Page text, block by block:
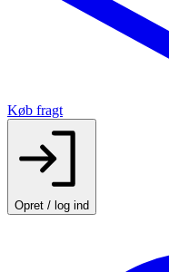
Køb fragt
Opret / log ind